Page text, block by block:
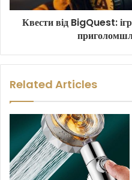
Квести від BigQuest:
Related Articles